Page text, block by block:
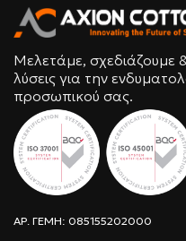
Μελετάμε, σχεδιάζουμε
λύσεις για την
προσωπικού σας.
ΑΡ. ΓΕΜΗ: 085155202000